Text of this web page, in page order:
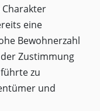
eine
Bewohnerzahl
Zustimmung
zu
und